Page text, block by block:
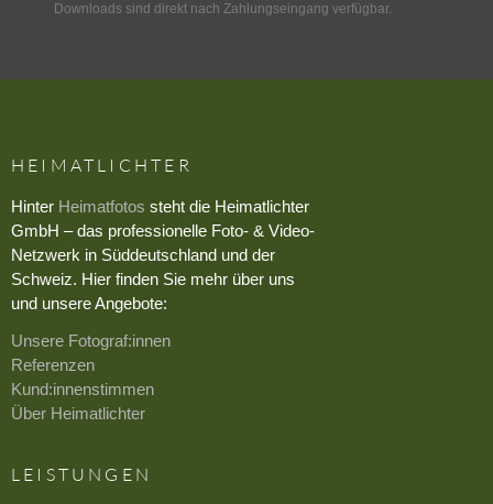
Downloads sind direkt nach Zahlungseingang verfügbar.
HEIMATLICHTER
Hinter Heimatfotos steht die Heimatlichter
GmbH – das professionelle Foto- & Video-
Netzwerk in Süddeutschland und der
Schweiz. Hier finden Sie mehr über uns
und unsere Angebote:
Unsere Fotograf:innen
Referenzen
Kund:innenstimmen
Über Heimatlichter
LEISTUNGEN